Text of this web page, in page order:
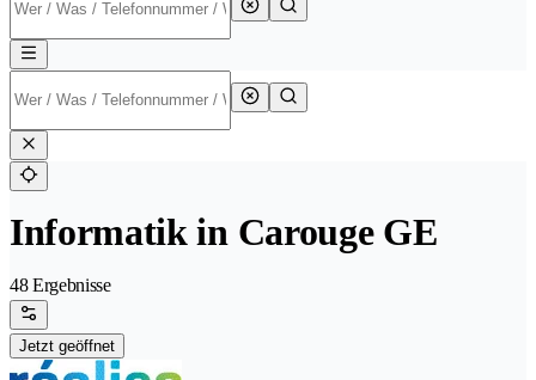
Informatik in Carouge GE
48 Ergebnisse
Jetzt geöffnet